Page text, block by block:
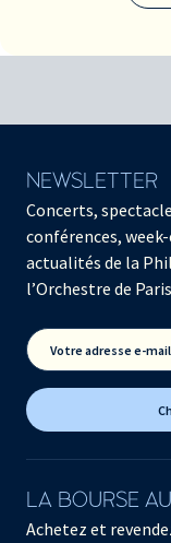
NEWSLETTER
Concerts,
conférences,
actualités de la
l’Orchestre de
Votre adresse e-mail
LA BOURSE
Achetez et